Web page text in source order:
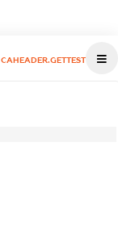
CAHEADER.GETTEST